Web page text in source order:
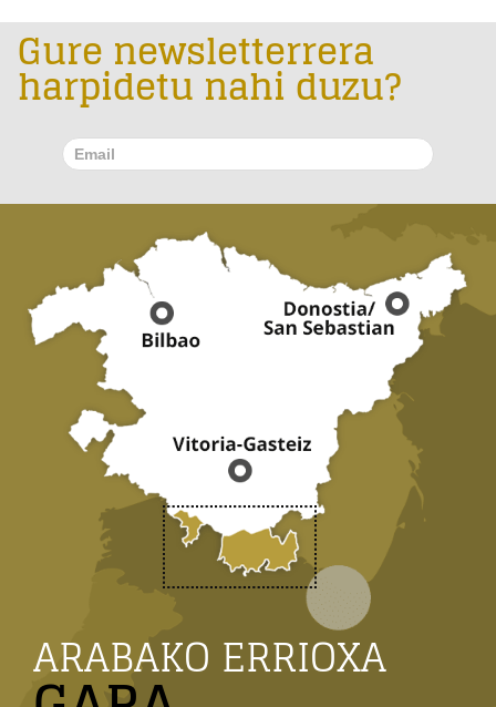
Gure newsletterrera
harpidetu nahi duzu?
ARABAKO ERRIOXA